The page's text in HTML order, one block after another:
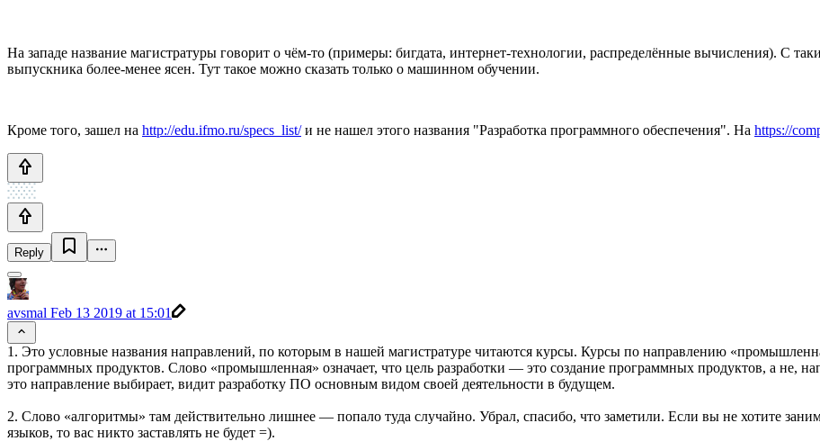
На западе название магистратуры говорит о чём-то (примеры: бигдата, интернет-технологии, распределённые вычисления). С
выпускника более-менее ясен. Тут такое можно сказать только о машинном обучении.
Кроме того, зашел на http://edu.ifmo.ru/specs_list/и не нашел этого названия "Разработка программного обеспечения". На https://
Reply
avsmal Feb 13 2019 at 15:01
1. Это условные названия направлений, по которым в нашей магистратуре читаются курсы. Курсы по направлению
программных продуктов. Слово «промышленная» означает, что цель разработки — это создание программных продуктов, а не,
это направление выбирает, видит разработку ПО основным видом своей деятельности в будущем.
2. Слово «алгоритмы» там действительно лишнее — попало туда случайно. Убрал, спасибо, что заметили. Если вы не хотите
языков, то вас никто заставлять не будет =).